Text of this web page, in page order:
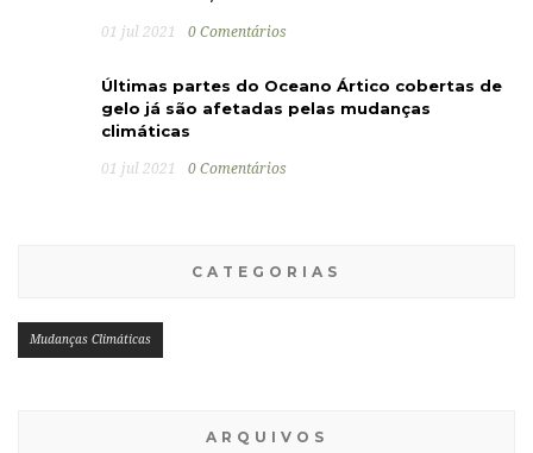
01 jul 2021 0 Comentários
Últimas partes do Oceano Ártico cobertas de
gelo já são afetadas pelas mudanças
climáticas
01 jul 2021 0 Comentários
CATEGORIAS
Mudanças Climáticas
ARQUIVOS